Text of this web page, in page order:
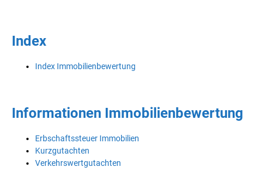
Index
Index Immobilienbewertung
Informationen Immobilienbewertung
Erbschaftssteuer Immobilien
Kurzgutachten
Verkehrswertgutachten